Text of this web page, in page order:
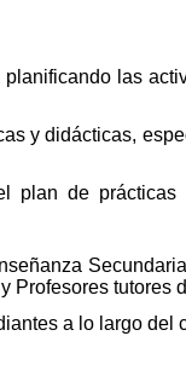
las
y didácticas,
plan de prácticas
Profesores tutores
a lo largo del